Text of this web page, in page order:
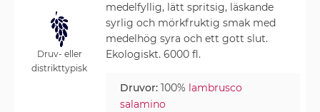
Druv- eller
distrikttypisk
medelfyllig, lätt spritsig, läskande
syrlig och mörkfruktig smak med
medelhög syra och ett gott slut.
Ekologiskt. 6000 fl.
Druvor: 100% lambrusco
salamino